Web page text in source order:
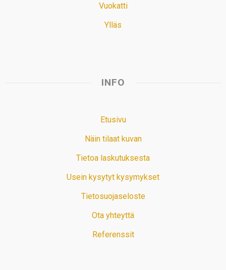
Vuokatti
Ylläs
INFO
Etusivu
Näin tilaat kuvan
Tietoa laskutuksesta
Usein kysytyt kysymykset
Tietosuojaseloste
Ota yhteyttä
Referenssit